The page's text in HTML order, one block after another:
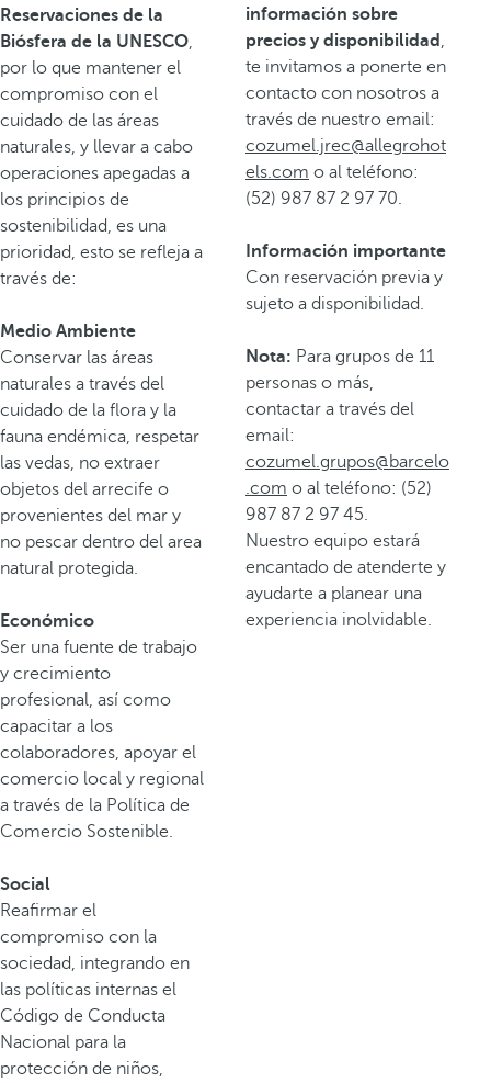
Reservaciones de la
Biósfera de la UNESCO
por lo que mantener el
compromiso con el
cuidado de las áreas
naturales, y llevar a cabo
operaciones apegadas a
los principios de
sostenibilidad, es una
prioridad, esto se refleja a
través de:
Medio Ambiente
Conservar las áreas
naturales a través del
cuidado de la flora y la
fauna endémica, respetar
las vedas, no extraer
objetos del arrecife o
provenientes del mar y
no pescar dentro del area
natural protegida.
Económico
Ser una fuente de trabajo
y crecimiento
profesional, así como
capacitar a los
colaboradores, apoyar el
comercio local y regional
a través de la Política de
Comercio Sostenible.
Social
Reafirmar el
compromiso con la
sociedad, integrando en
las políticas internas el
Código de Conducta
Nacional para la
protección de niños,
información sobre
precios y disponibilidad
te invitamos a ponerte en
contacto con nosotros a
través de nuestro email:
cozumel.jrec@allegrohot
els.com o al teléfono:
(52) 987 87 2 97 70.
Información importante
Con reservación previa y
sujeto a disponibilidad.
Nota: Para grupos de 11
personas o más,
contactar a través del
email:
cozumel.grupos@barcelo
.com o al teléfono: (52)
987 87 2 97 45.
Nuestro equipo estará
encantado de atenderte y
ayudarte a planear una
experiencia inolvidable.